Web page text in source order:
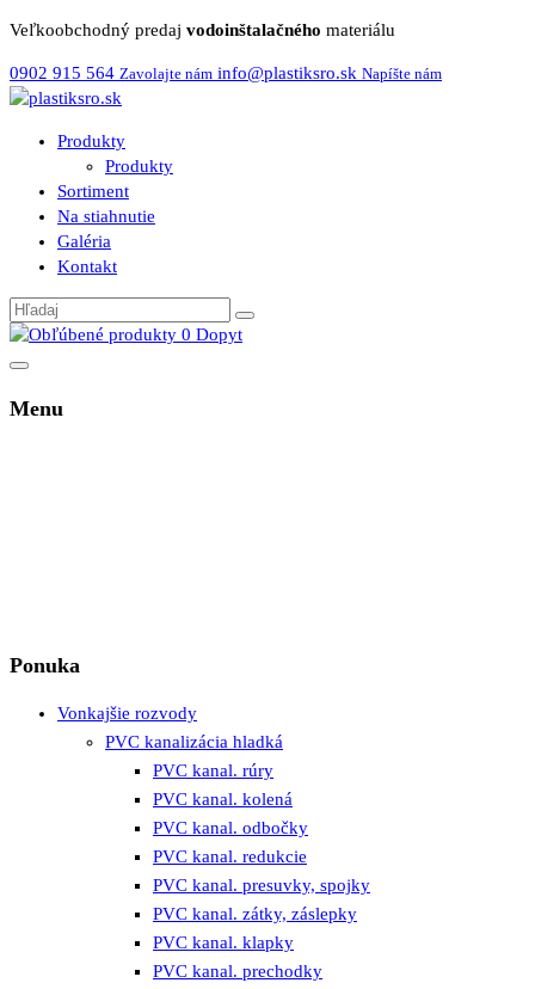
Veľkoobchodný predaj vodoinštalačného materiálu
0902 915 564 Zavolajte nám info@plastiksro.sk Napíšte nám
Produkty
Produkty
Sortiment
Na stiahnutie
Galéria
Kontakt
0 Dopyt
Menu
Ponuka
Vonkajšie rozvody
PVC kanalizácia hladká
PVC kanal. rúry
PVC kanal. kolená
PVC kanal. odbočky
PVC kanal. redukcie
PVC kanal. presuvky, spojky
PVC kanal. zátky, záslepky
PVC kanal. klapky
PVC kanal. prechodky